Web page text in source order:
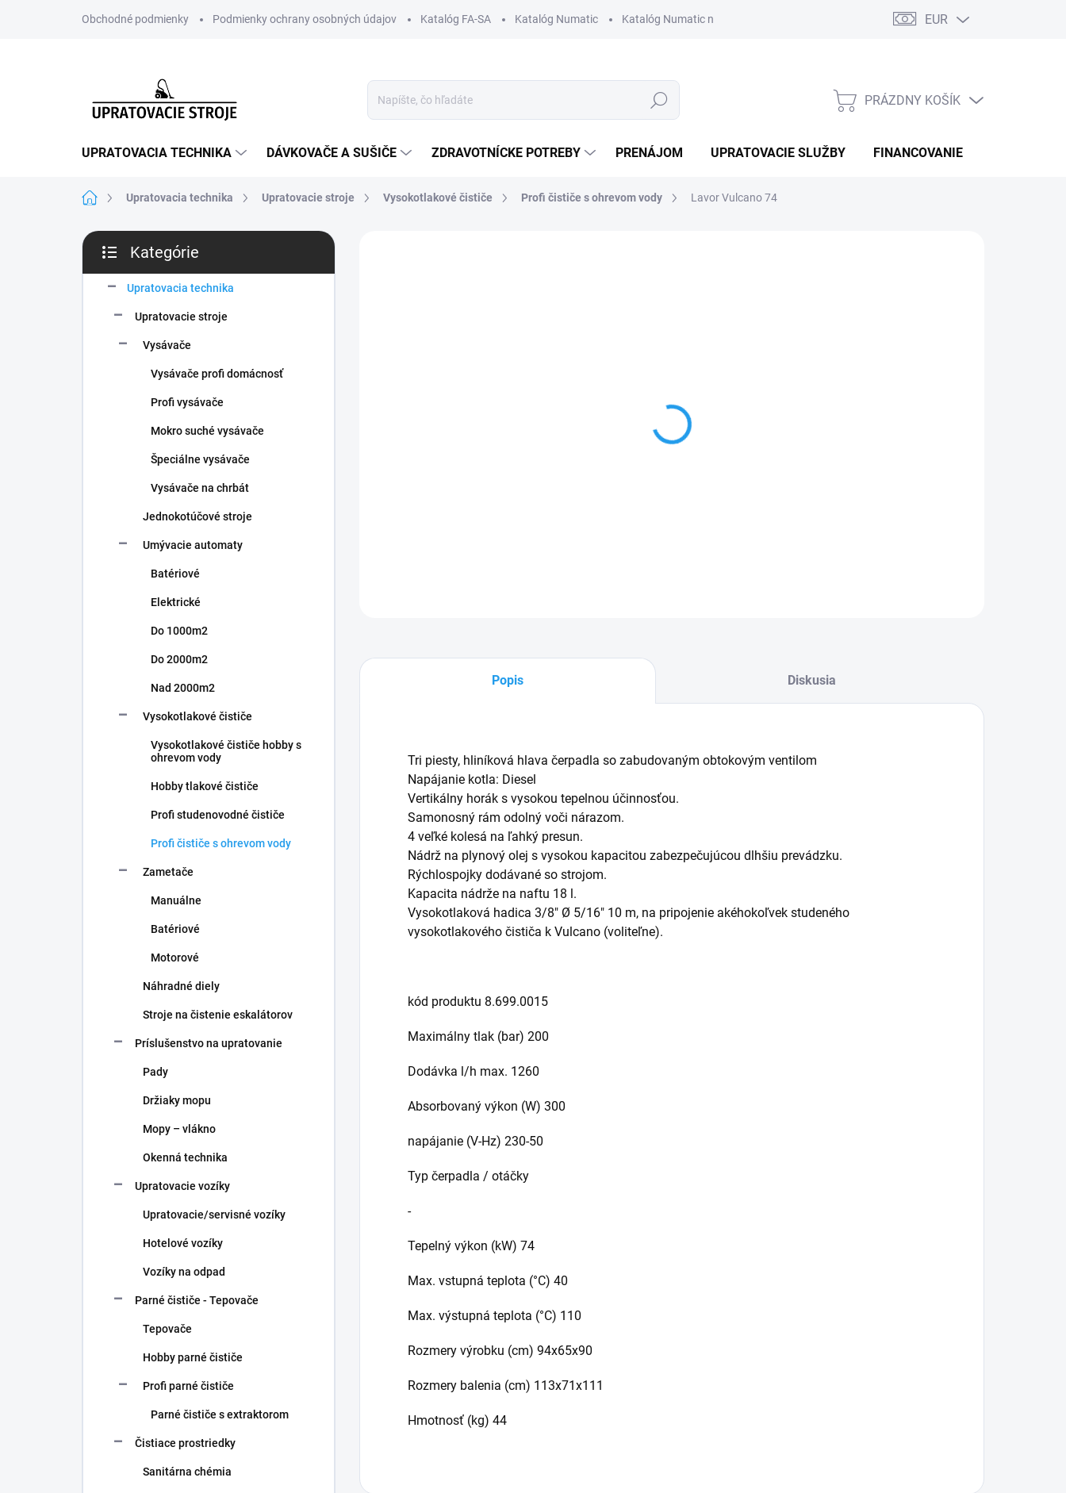
Obchodné podmienky Podmienky ochrany osobných údajov Katalóg FA-SA Katalóg Numatic Katalóg Numatic náhradné diely EUR
Hľadať
NÁKUPNÝ
PRÁZDNY KOŠÍK
UPRATOVACIA TECHNIKA DÁVKOVAČE A SUŠIČE ZDRAVOTNÍCKE POTREBY PRENÁJOM UPRATOVACIE SLUŽBY FINANCOVANIE
DomovUpratovacia technika Upratovacie stroje Vysokotlakové čističe Profi čističe s ohrevom vody Lavor Vulcano 74
B
č
kategórie
Kategórie
Upratovacia technika
Upratovacie stroje
Vysávače
Vysávače profi domácnosť
Profi vysávače
Mokro suché vysávače
Špeciálne vysávače
Vysávače na chrbát
Jednokotúčové stroje
Umývacie automaty
Batériové
Elektrické
Do 1000m2
Do 2000m2
Nad 2000m2
Vysokotlakové čističe
Vysokotlakové čističe hobby s
ohrevom vody
Hobby tlakové čističe
Profi studenovodné čističe
Profi čističe s ohrevom vody
Zametače
Manuálne
Batériové
Motorové
Náhradné diely
Stroje na čistenie eskalátorov
Príslušenstvo na upratovanie
Pady
Držiaky mopu
Mopy – vlákno
Okenná technika
Upratovacie vozíky
Upratovacie/servisné vozíky
Hotelové vozíky
Vozíky na odpad
Parné čističe - Tepovače
Tepovače
Hobby parné čističe
Profi parné čističe
Parné čističe s extraktorom
Čistiace prostriedky
Sanitárna chémia
DETAILNÉ INFORMÁCIE
Popis Diskusia
Tri piesty, hliníková hlava čerpadla so zabudovaným obtokovým ventilom
Napájanie kotla: Diesel
Vertikálny horák s vysokou tepelnou účinnosťou.
Samonosný rám odolný voči nárazom.
4 veľké kolesá na ľahký presun.
Nádrž na plynový olej s vysokou kapacitou zabezpečujúcou dlhšiu prevádzku.
Rýchlospojky dodávané so strojom.
Kapacita nádrže na naftu 18 l.
Vysokotlaková hadica 3/8" Ø 5/16" 10 m, na pripojenie akéhokoľvek studeného
vysokotlakového čističa k Vulcano (voliteľne).
kód produktu 8.699.0015
Maximálny tlak (bar) 200
Dodávka l/h max. 1260
Absorbovaný výkon (W) 300
napájanie (V-Hz) 230-50
Typ čerpadla / otáčky
-
Tepelný výkon (kW) 74
Max. vstupná teplota (°C) 40
Max. výstupná teplota (°C) 110
Rozmery výrobku (cm) 94x65x90
Rozmery balenia (cm) 113x71x111
Hmotnosť (kg) 44